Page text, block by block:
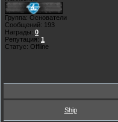
Группа: Основатели
Сообщений: 193
Награды: 0
Репутация: 1
Статус: Offline
Ship